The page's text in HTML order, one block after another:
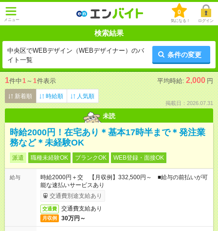
メニュー
0
気になる！ ログイン
検索結果
中央区でWEBデザイン（WEBデザイナー）のバ
イト一覧
条件の変更
1件中1 ～ 1件表示 平均時給: 2,000 円
新着順 時給順 人気順
掲載日：2026.07.31
未読
時給2000円！在宅あり＊基本17時半まで＊発注業
務など＊未経験OK
派遣 職種未経験OK ブランクOK WEB登録・面接OK
給与
時給2000円＋交 【月収例】332,500円～ ■給与の前払いが可
能な速払いサービスあり
交通費別途支給あり
交通費 交通費支給あり
月収例 30万円～